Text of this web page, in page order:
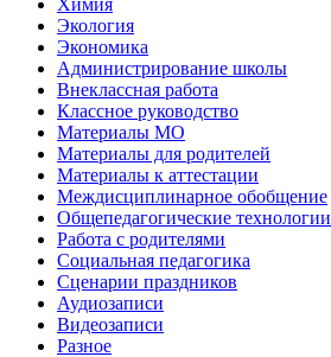
Экология
Экономика
Администрирование школы
Внеклассная работа
Классное руководство
Материалы МО
Материалы для родителей
Материалы к аттестации
Междисциплинарное обобщение
Общепедагогические технологии
Работа с родителями
Социальная педагогика
Сценарии праздников
Аудиозаписи
Видеозаписи
Разное